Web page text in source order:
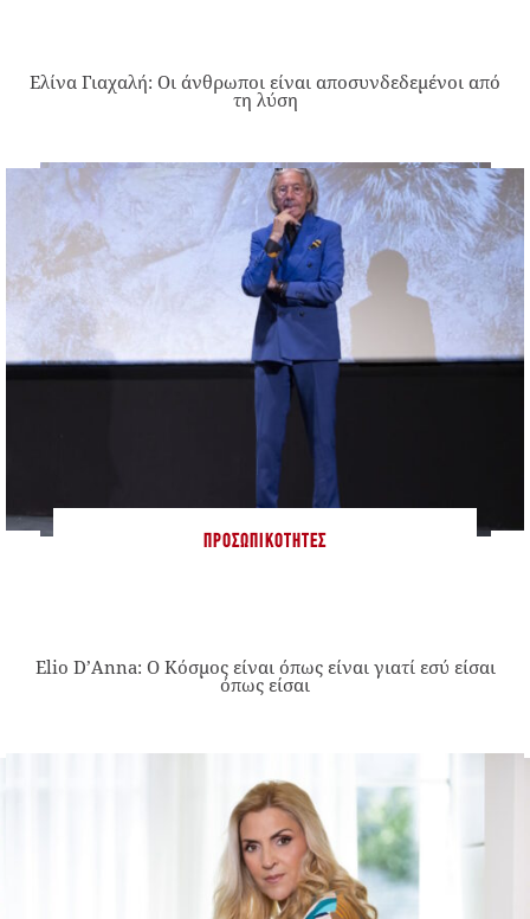
Ελίνα Γιαχαλή: Οι άνθρωποι είναι αποσυνδεδεμένοι από
τη λύση
ΠΡΟΣΩΠΙΚΌΤΗΤΕΣ
Elio D’Anna: Ο Κόσμος είναι όπως είναι γιατί εσύ είσαι
όπως είσαι